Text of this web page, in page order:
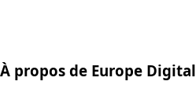
À propos de Europe Digital